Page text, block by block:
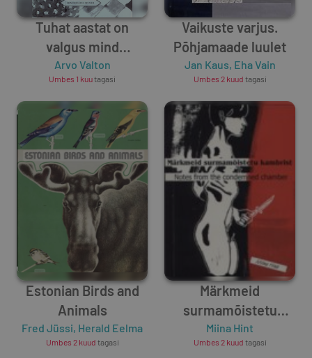
Tuhat aastat on
valgus mind
kandnud. Ezer évig
hordott engem a fény
Arvo Valton
Umbes 1 kuutagasi
Vaikuste varjus.
Põhjamaade luulet
Jan Kaus, Eha Vain
Umbes 2 kuud tagasi
Estonian Birds and
Animals
Fred Jüssi, Herald Eelma
Umbes 2 kuud tagasi
Märkmeid
surmamõistetu
kambrist.
Lühiromaan
Miina Hint
Umbes 2 kuud tagasi